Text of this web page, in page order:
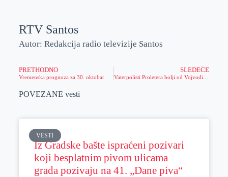
RTV Santos
Autor: Redakcija radio televizije Santos
PRETHODNO
Vremenska prognoza za 30. oktobar
SLEDEĆE
POVEZANE vesti
VESTI
Iz Gradske bašte ispraćeni pozivari
koji besplatnim pivom ulicama
grada pozivaju na 41. „Dane piva“